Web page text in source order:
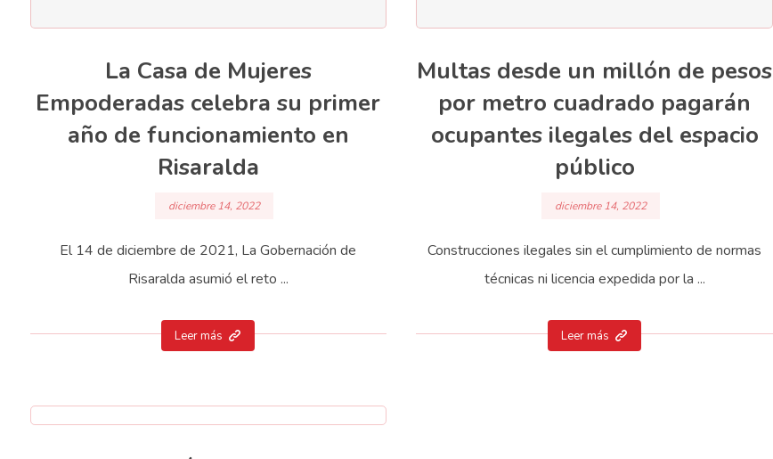
La Casa de Mujeres
Empoderadas celebra su primer
año de funcionamiento en
Risaralda
diciembre 14, 2022
El 14 de diciembre de 2021, La Gobernación de
Risaralda asumió el reto ...
Leer más
Multas desde un millón de pesos
por metro cuadrado pagarán
ocupantes ilegales del espacio
público
diciembre 14, 2022
Construcciones ilegales sin el cumplimiento de normas
técnicas ni licencia expedida por la ...
Leer más